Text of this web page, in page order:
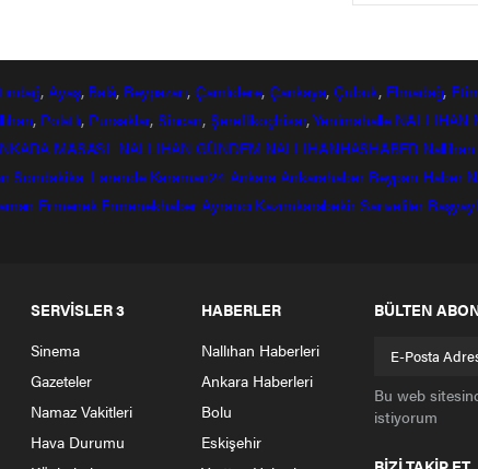
,Ayaş, Balâ, Beypazarı, Çamlıdere, Çankaya, Çubuk, Elmadağ,
, Polatlı, Pursaklar, Sincan, Şereflikoçhisar,Yenimahalle NALLIHAN
MASASI NALLIHAN GÜNDEM NALLIHANHASHABER Nallihan
Sondakika Larende Karaman24 Ankara Ankarahaber Beyparı Haber
Ermenek Ermenekhaber Ayrancı Kazımkarabekir Sarıveliler
SERVİSLER 3
Sinema
Gazeteler
Namaz Vakitleri
Hava Durumu
HABERLER
Nallıhan Haberleri
Ankara Haberleri
Bolu
Eskişehir
BÜLTEN
Bu web
istiyorum